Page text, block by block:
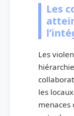
Les
Les
les
menaces